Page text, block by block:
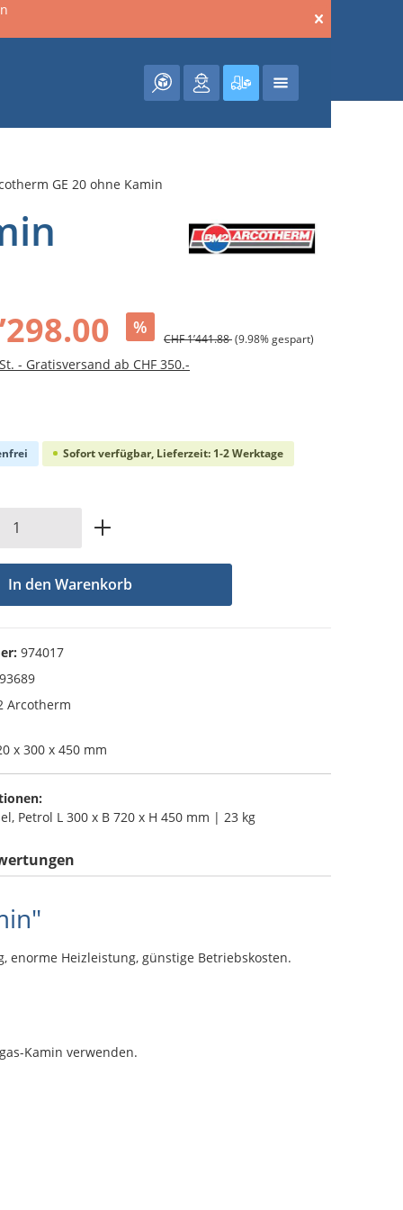
Warenkorb enthält 0
GE 20 ohne Kamin
%
CHF 1’441.88(9.98% gespart)
- Gratisversand ab CHF 350.-
Bewertung von 0 von 5 Sternen
Sofort verfügbar, Lieferzeit: 1-2 Werktage
Gib den gewünschten Wert
In den Warenkorb
974017
Arcotherm
x 300 x 450 mm
Petrol L 300 x B 720 x H 450 mm | 23 kg
enorme Heizleistung, günstige Betriebskosten.
Kamin verwenden.